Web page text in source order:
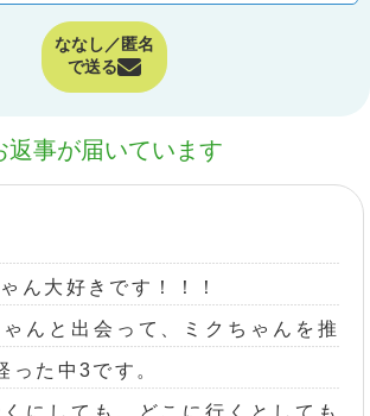
ななし／匿名
で送る
返事が届いています
ん大好きです！！！
んと出会って、ミクちゃんを推
った中3です。
にしても、どこに行くとしても